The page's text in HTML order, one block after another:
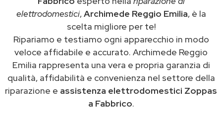
elettrodomestici,Archimede Reggio Emilia, è la
scelta migliore per te!
Ripariamo e testiamo ogni apparecchio in modo
veloce affidabile e accurato. Archimede Reggio
Emilia rappresenta una vera e propria garanzia di
qualità, affidabilità e convenienza nel settore della
riparazione e assistenza elettrodomestici Zoppas
a Fabbrico.